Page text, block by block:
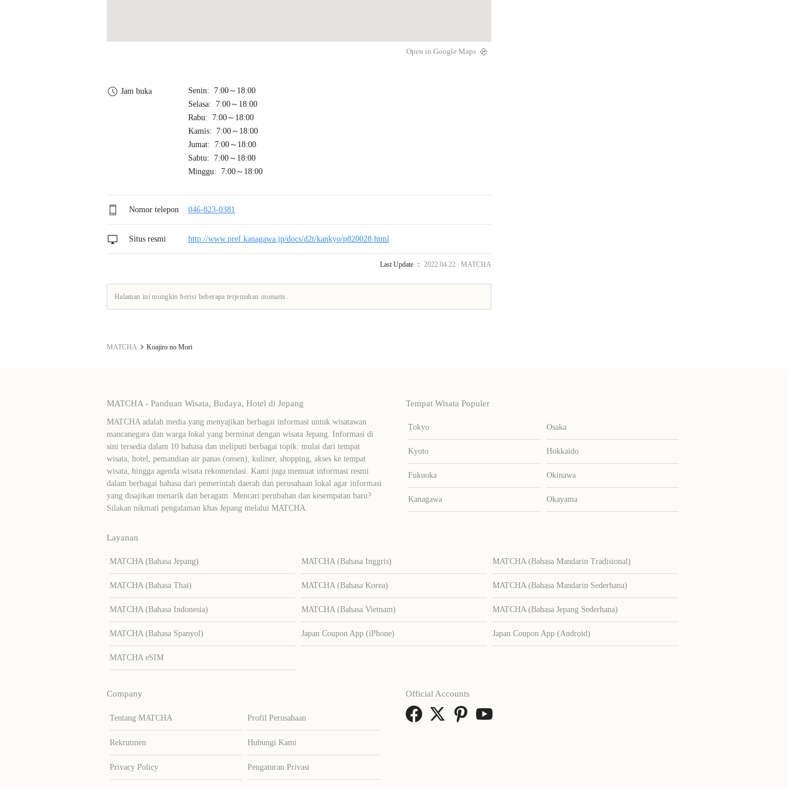
Open in Google Maps
Jam buka
Senin: 7:00～18:00
Selasa: 7:00～18:00
Rabu: 7:00～18:00
Kamis: 7:00～18:00
Jumat: 7:00～18:00
Sabtu: 7:00～18:00
Minggu: 7:00～18:00
Nomor telepon 046-823-0381
Situs resmi http://www.pref.kanagawa.jp/docs/d2t/kankyo/p820028.html
Last Update ： 2022.04.22 MATCHA
Halaman ini mungkin berisi beberapa terjemahan otomatis.
MATCHA Koajiro no Mori
MATCHA - Panduan Wisata, Budaya, Hotel di Jepang
MATCHA adalah media yang menyajikan berbagai informasi untuk wisatawan
mancanegara dan warga lokal yang berminat dengan wisata Jepang. Informasi di
sini tersedia dalam 10 bahasa dan meliputi berbagai topik: mulai dari tempat
wisata, hotel, pemandian air panas (onsen), kuliner, shopping, akses ke tempat
wisata, hingga agenda wisata rekomendasi. Kami juga memuat informasi resmi
dalam berbagai bahasa dari pemerintah daerah dan perusahaan lokal agar informasi
yang disajikan menarik dan beragam. Mencari perubahan dan kesempatan baru?
Silakan nikmati pengalaman khas Jepang melalui MATCHA.
Tempat Wisata Populer
Tokyo Osaka
Kyoto Hokkaido
Fukuoka Okinawa
Kanagawa Okayama
Layanan
MATCHA (Bahasa Jepang) MATCHA (Bahasa Inggris) MATCHA (Bahasa Mandarin Tradisional)
MATCHA (Bahasa Thai) MATCHA (Bahasa Korea) MATCHA (Bahasa Mandarin Sederhana)
MATCHA (Bahasa Indonesia) MATCHA (Bahasa Vietnam) MATCHA (Bahasa Jepang Sederhana)
MATCHA (Bahasa Spanyol) Japan Coupon App (iPhone) Japan Coupon App (Android)
MATCHA eSIM
Company
Tentang MATCHA Profil Perusahaan
Rekrutmen Hubungi Kami
Privacy Policy Pengaturan Privasi
Official Accounts